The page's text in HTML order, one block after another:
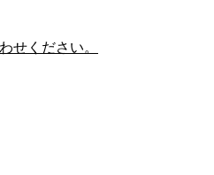
せください。